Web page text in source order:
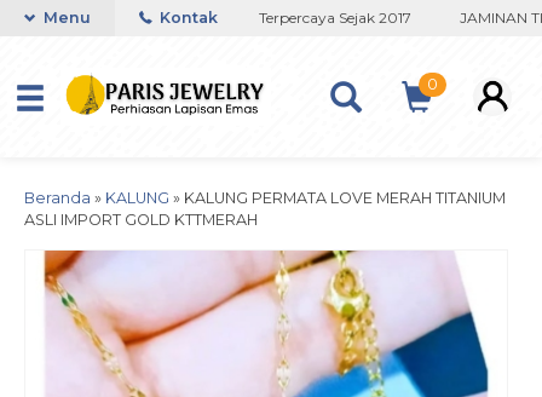
Lapisan Emas Terbaik Terpercaya Sejak 2017 JAMINAN
Menu Kontak
0
Beranda » KALUNG » KALUNG PERMATA LOVE MERAH TITANIUM
ASLI IMPORT GOLD KTTMERAH